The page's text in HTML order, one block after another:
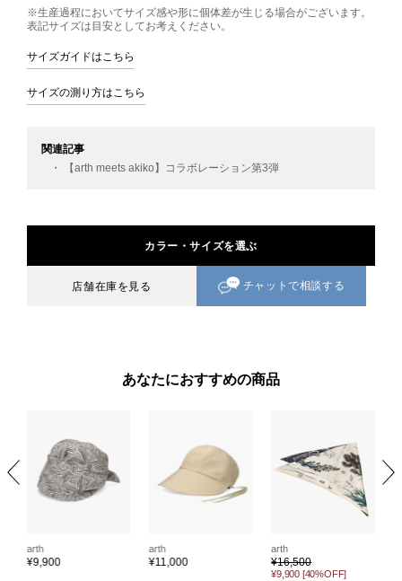
※生産過程においてサイズ感や形に個体差が生じる場合がございます。
表記サイズは目安としてお考えください。
サイズガイドはこちら
サイズの測り方はこちら
関連記事
・ 【arth meets akiko】コラボレーション第3弾
カラー・サイズを選ぶ
店舗在庫を見る チャットで相談する
あなたにおすすめの商品
arth
¥9,900
arth
¥11,000
arth
¥16,500
¥9,900 [40%OFF]